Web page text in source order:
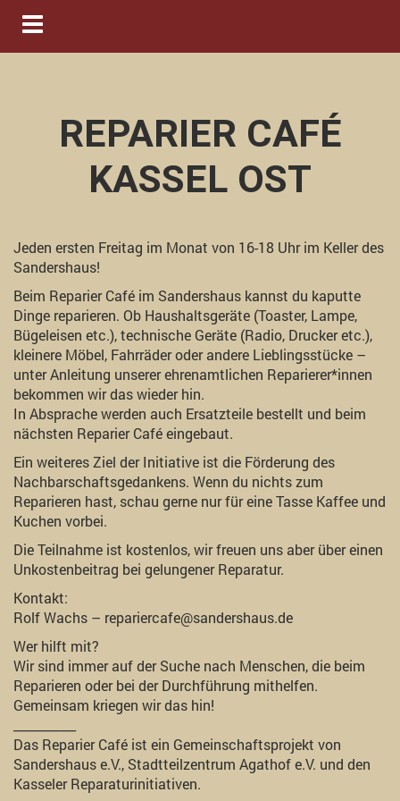
Navigation ein-/ausblenden
REPARIER CAFÉ
KASSEL OST
Jeden ersten Freitag im Monat von 16-18 Uhr im Keller des
Sandershaus!
Beim Reparier Café im Sandershaus kannst du kaputte
Dinge reparieren. Ob Haushaltsgeräte (Toaster, Lampe,
Bügeleisen etc.), technische Geräte (Radio, Drucker etc.),
kleinere Möbel, Fahrräder oder andere Lieblingsstücke –
unter Anleitung unserer ehrenamtlichen Reparierer*innen
bekommen wir das wieder hin.
In Absprache werden auch Ersatzteile bestellt und beim
nächsten Reparier Café eingebaut.
Ein weiteres Ziel der Initiative ist die Förderung des
Nachbarschaftsgedankens. Wenn du nichts zum
Reparieren hast, schau gerne nur für eine Tasse Kaffee und
Kuchen vorbei.
Die Teilnahme ist kostenlos, wir freuen uns aber über einen
Unkostenbeitrag bei gelungener Reparatur.
Kontakt:
Rolf Wachs – repariercafe@sandershaus.de
Wer hilft mit?
Wir sind immer auf der Suche nach Menschen, die beim
Reparieren oder bei der Durchführung mithelfen.
Gemeinsam kriegen wir das hin!
Das Reparier Café ist ein Gemeinschaftsprojekt von
Sandershaus e.V., Stadtteilzentrum Agathof e.V. und den
Kasseler Reparaturinitiativen.